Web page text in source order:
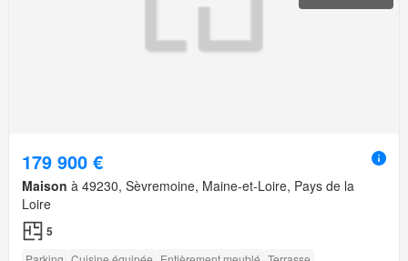
179 900 €
Maison à 49230, Sèvremoine, Maine-et-Loire, Pays de la
Loire
5